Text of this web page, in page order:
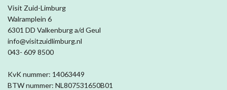
Visit Zuid-Limburg
Walramplein 6
6301 DD Valkenburg a/d Geul
info@visitzuidlimburg.nl
043- 609 8500
KvK nummer: 14063449
BTW nummer: NL807531650B01